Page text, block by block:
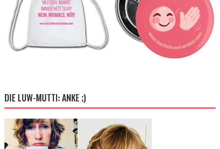
DIE LUW-MUTTI: ANKE ;)